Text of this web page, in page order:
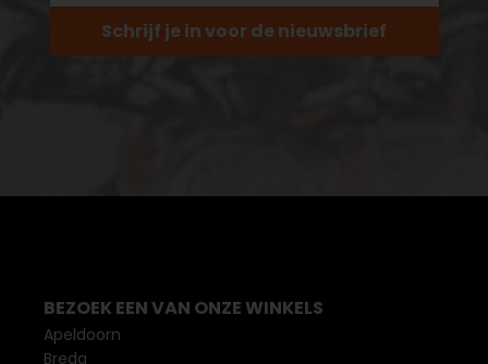
Schrijf je in voor de nieuwsbrief
BEZOEK EEN VAN ONZE WINKELS
Apeldoorn
Breda